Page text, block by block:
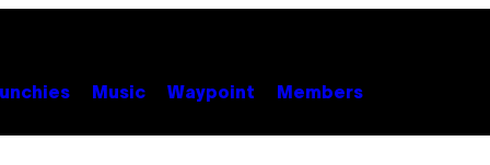
Music Waypoint Members